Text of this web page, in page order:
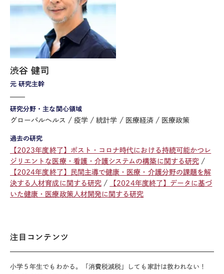
元 研究主幹
渋谷 健司
研究分野・主な関心領域
グローバルヘルス 疫学 統計学 医療経済 医療政策
過去の研究
【2023年度終了】ポスト・コロナ時代における持続可能かつレ
ジリエントな医療・看護・介護システムの構築に関する研究
【2024年度終了】民間主導で健康・医療・介護分野の課題を解
決する人材育成に関する研究
【2024年度終了】データに基づ
いた健康・医療政策人材開発に関する研究
注目コンテンツ
小学５年生でもわかる。「消費税減税」しても家計は救われない！